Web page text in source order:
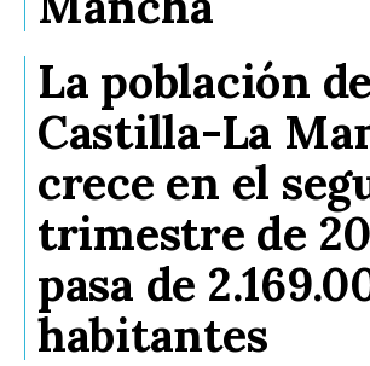
La población de
Castilla-La
crece en el
trimestre de
pasa de
habitantes